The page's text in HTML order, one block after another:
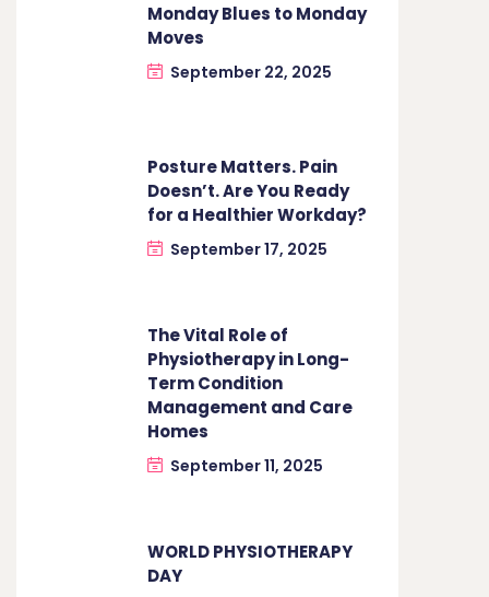
Monday Blues to Monday
Moves
September 22, 2025
Posture Matters. Pain
Doesn’t. Are You Ready
for a Healthier Workday?
September 17, 2025
The Vital Role of
Physiotherapy in Long-
Term Condition
Management and Care
Homes
September 11, 2025
WORLD PHYSIOTHERAPY
DAY